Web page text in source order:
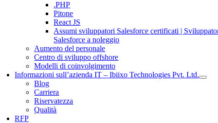
.PHP
Pitone
React JS
Assumi sviluppatori Salesforce certificati |
Salesforce a noleggio
Aumento del personale
Centro di sviluppo offshore
Modelli di coinvolgimento
Informazioni sull’azienda IT – Ibiixo Technologies Pvt. Ltd.
Blog
Carriera
Riservatezza
Qualità
RFP